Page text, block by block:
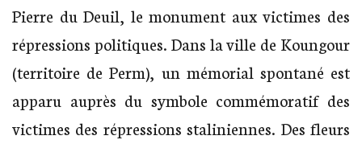
Pierre du Deuil, le monument aux victimes des
répressions politiques. Dans la ville de Koungour
(territoire de Perm), un mémorial spontané est
apparu auprès du symbole commémoratif des
victimes des répressions staliniennes. Des fleurs